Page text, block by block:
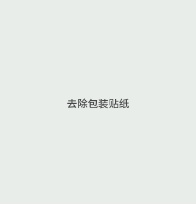
去除包装贴纸